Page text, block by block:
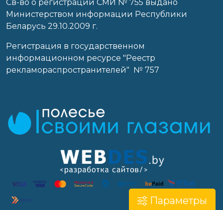
Параметры
Св-во о регистрации СМИ № 755 выдано
Министерством информации Республики
Беларусь 29.10.2009 г.
Регистрация в государственном
информационном ресурсе "Реестр
рекламораспространителей" № 757